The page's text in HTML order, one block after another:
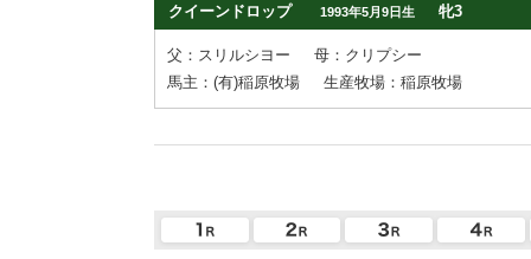
クイーンドロップ
1993年5月9日生 牝3
父：スリルシヨー
母：クリプシー
馬主：(有)稲原牧場
生産牧場：稲原牧場